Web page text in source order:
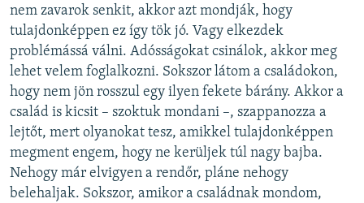
nem zavarok senkit, akkor azt mondják, hogy
tulajdonképpen ez így tök jó. Vagy elkezdek
problémássá válni. Adósságokat csinálok, akkor meg
lehet velem foglalkozni. Sokszor látom a családokon,
hogy nem jön rosszul egy ilyen fekete bárány. Akkor a
család is kicsit – szoktuk mondani –, szappanozza a
lejtőt, mert olyanokat tesz, amikkel tulajdonképpen
megment engem, hogy ne kerüljek túl nagy bajba.
Nehogy már elvigyen a rendőr, pláne nehogy
belehaljak. Sokszor, amikor a családnak mondom,